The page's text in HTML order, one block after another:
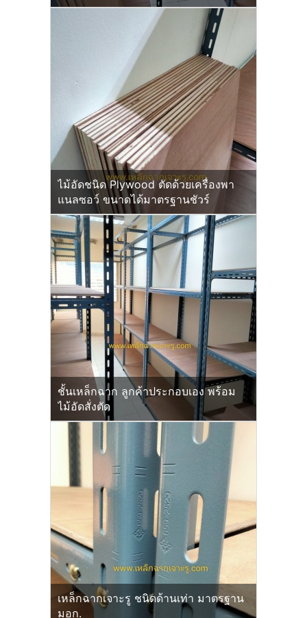
ไม้อัดชนิด Plywood ตัดด้วยเครื่องพา
แนลซอว์ ขนาดได้มาตรฐานชัวร์
ชั้นเหล็กฉาก ลูกค้าประกอบเอง พร้อม
ไม้อัดสั่งตัด
เหล็กฉากเจาะรู ชนิดด้านเท่า มาตรฐาน
มอก.